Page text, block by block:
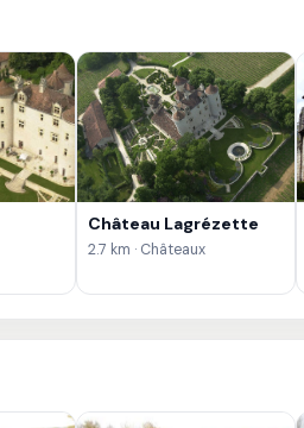
Château Lagrézette
2.7 km · Châteaux